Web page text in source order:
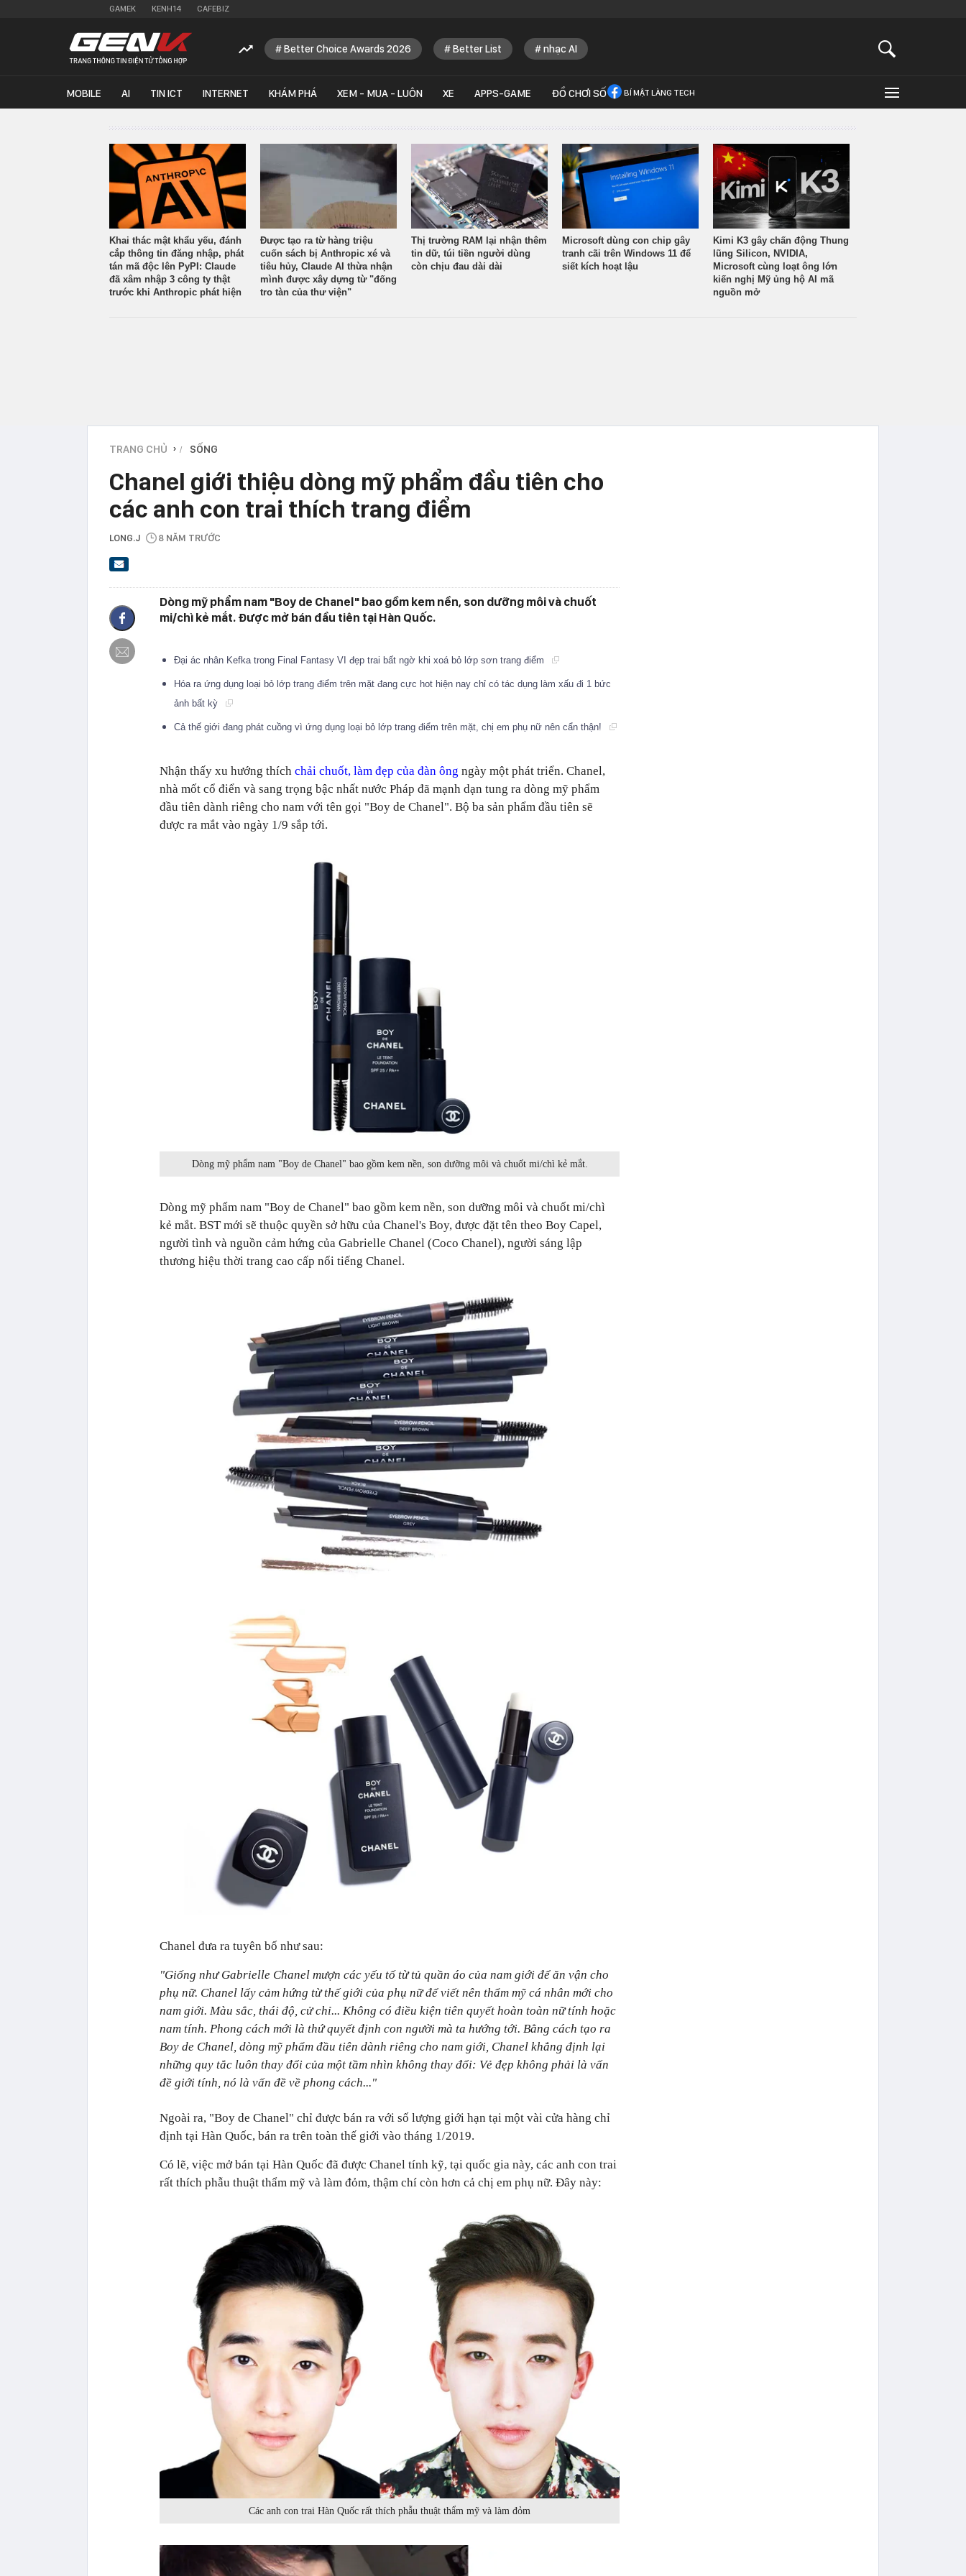
GAMEK KENH14 CAFEBIZ
Better Choice Awards 2026 Better List nhạc AI
MOBILE AI TIN ICT INTERNET KHÁM PHÁ XEM - MUA - LUÔN XE APPS-GAME ĐỒ CHƠI SỐ BÍ MẬT LÀNG TECH
Khai thác mật khẩu yếu, đánh
cắp thông tin đăng nhập, phát
tán mã độc lên PyPI: Claude
đã xâm nhập 3 công ty thật
trước khi Anthropic phát hiện
Được tạo ra từ hàng triệu
cuốn sách bị Anthropic xé và
tiêu hủy, Claude AI thừa nhận
mình được xây dựng từ "đống
tro tàn của thư viện"
Thị trường RAM lại nhận thêm
tin dữ, túi tiền người dùng
còn chịu đau dài dài
Microsoft dùng con chip gây
tranh cãi trên Windows 11 để
siết kích hoạt lậu
Kimi K3 gây chấn động Thung
lũng Silicon, NVIDIA,
Microsoft cùng loạt ông lớn
kiến nghị Mỹ ủng hộ AI mã
nguồn mở
TRANG CHỦ › SỐNG
Chanel giới thiệu dòng mỹ phẩm đầu tiên cho
các anh con trai thích trang điểm
LONG.J 8 NĂM TRƯỚC
Dòng mỹ phẩm nam "Boy de Chanel" bao gồm kem nền, son dưỡng môi và chuốt
mi/chì kẻ mắt. Được mở bán đầu tiên tại Hàn Quốc.
Đại ác nhân Kefka trong Final Fantasy VI đẹp trai bất ngờ khi xoá bỏ lớp sơn trang điểm
Hóa ra ứng dụng loại bỏ lớp trang điểm trên mặt đang cực hot hiện nay chỉ có tác dụng làm xấu đi 1 bức
ảnh bất kỳ
Cả thế giới đang phát cuồng vì ứng dụng loại bỏ lớp trang điểm trên mặt, chị em phụ nữ nên cẩn thận!
Nhận thấy xu hướng thích chải chuốt, làm đẹp của đàn ông ngày một phát triển. Chanel,
nhà mốt cổ điển và sang trọng bậc nhất nước Pháp đã mạnh dạn tung ra dòng mỹ phẩm
đầu tiên dành riêng cho nam với tên gọi "Boy de Chanel". Bộ ba sản phẩm đầu tiên sẽ
được ra mắt vào ngày 1/9 sắp tới.
Dòng mỹ phẩm nam "Boy de Chanel" bao gồm kem nền, son dưỡng môi và chuốt mi/chì kẻ mắt.
Dòng mỹ phẩm nam "Boy de Chanel" bao gồm kem nền, son dưỡng môi và chuốt mi/chì
kẻ mắt. BST mới sẽ thuộc quyền sở hữu của Chanel's Boy, được đặt tên theo Boy Capel,
người tình và nguồn cảm hứng của Gabrielle Chanel (Coco Chanel), người sáng lập
thương hiệu thời trang cao cấp nổi tiếng Chanel.
Chanel đưa ra tuyên bố như sau:
"Giống như Gabrielle Chanel mượn các yếu tố từ tủ quần áo của nam giới để ăn vận cho
phụ nữ. Chanel lấy cảm hứng từ thế giới của phụ nữ để viết nên thẩm mỹ cá nhân mới cho
nam giới. Màu sắc, thái độ, cử chỉ... Không có điều kiện tiên quyết hoàn toàn nữ tính hoặc
nam tính. Phong cách mới là thứ quyết định con người mà ta hướng tới. Bằng cách tạo ra
Boy de Chanel, dòng mỹ phẩm đầu tiên dành riêng cho nam giới, Chanel khẳng định lại
những quy tắc luôn thay đổi của một tầm nhìn không thay đổi: Vẻ đẹp không phải là vấn
đề giới tính, nó là vấn đề về phong cách..."
Ngoài ra, "Boy de Chanel" chỉ được bán ra với số lượng giới hạn tại một vài cửa hàng chỉ
định tại Hàn Quốc, bán ra trên toàn thế giới vào tháng 1/2019.
Có lẽ, việc mở bán tại Hàn Quốc đã được Chanel tính kỹ, tại quốc gia này, các anh con trai
rất thích phẫu thuật thẩm mỹ và làm đỏm, thậm chí còn hơn cả chị em phụ nữ. Đây này:
Các anh con trai Hàn Quốc rất thích phẫu thuật thẩm mỹ và làm đỏm